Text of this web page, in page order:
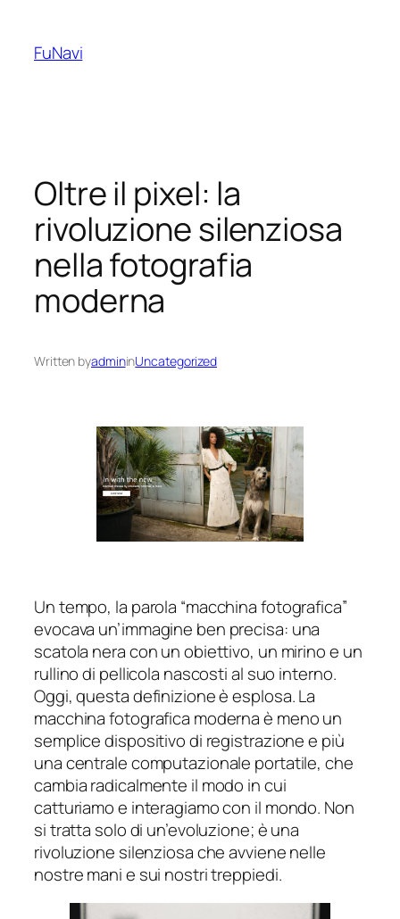
content
FuNavi
Oltre il pixel: la
rivoluzione silenziosa
nella fotografia
moderna
Written byadmininUncategorized
Un tempo, la parola “macchina fotografica”
evocava un’immagine ben precisa: una
scatola nera con un obiettivo, un mirino e un
rullino di pellicola nascosti al suo interno.
Oggi, questa definizione è esplosa. La
macchina fotografica moderna è meno un
semplice dispositivo di registrazione e più
una centrale computazionale portatile, che
cambia radicalmente il modo in cui
catturiamo e interagiamo con il mondo. Non
si tratta solo di un’evoluzione; è una
rivoluzione silenziosa che avviene nelle
nostre mani e sui nostri treppiedi.